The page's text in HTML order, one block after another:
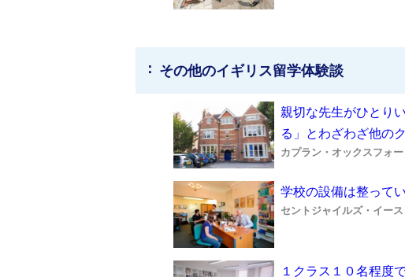
その他のイギリス留学体験談
親切な先生がひとり
る」とわざわざ他の
カプラン・オックスフォー
学校の設備は整って
セントジャイルズ・イー
１クラス１０名程度